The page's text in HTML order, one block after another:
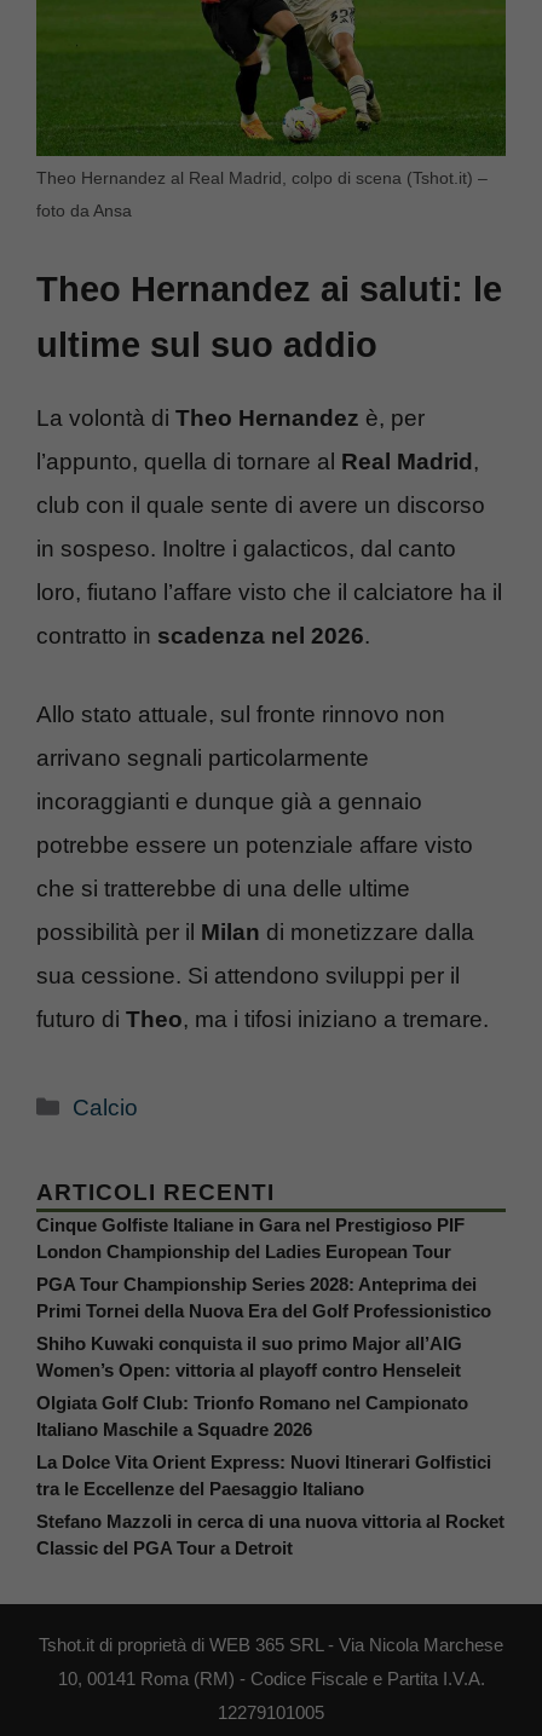
Theo Hernandez al Real Madrid, colpo di scena (Tshot.it) –
foto da Ansa
Theo Hernandez ai saluti: le
ultime sul suo addio
La volontà di Theo Hernandez è, per
l’appunto, quella di tornare al Real Madrid ,
club con il quale sente di avere un discorso
in sospeso. Inoltre i galacticos, dal canto
loro, fiutano l’affare visto che il calciatore ha il
contratto in scadenza nel 2026.
Allo stato attuale, sul fronte rinnovo non
arrivano segnali particolarmente
incoraggianti e dunque già a gennaio
potrebbe essere un potenziale affare visto
che si tratterebbe di una delle ultime
possibilità per il Milan di monetizzare dalla
sua cessione. Si attendono sviluppi per il
futuro di Theo, ma i tifosi iniziano a tremare.
Categorie
Calcio
ARTICOLI RECENTI
Cinque Golfiste Italiane in Gara nel Prestigioso PIF
London Championship del Ladies European Tour
PGA Tour Championship Series 2028: Anteprima dei
Primi Tornei della Nuova Era del Golf Professionistico
Shiho Kuwaki conquista il suo primo Major all’AIG
Women’s Open: vittoria al playoff contro Henseleit
Olgiata Golf Club: Trionfo Romano nel Campionato
Italiano Maschile a Squadre 2026
La Dolce Vita Orient Express: Nuovi Itinerari Golfistici
tra le Eccellenze del Paesaggio Italiano
Stefano Mazzoli in cerca di una nuova vittoria al Rocket
Classic del PGA Tour a Detroit
Tshot.it di proprietà di WEB 365 SRL - Via Nicola Marchese
10, 00141 Roma (RM) - Codice Fiscale e Partita I.V.A.
12279101005